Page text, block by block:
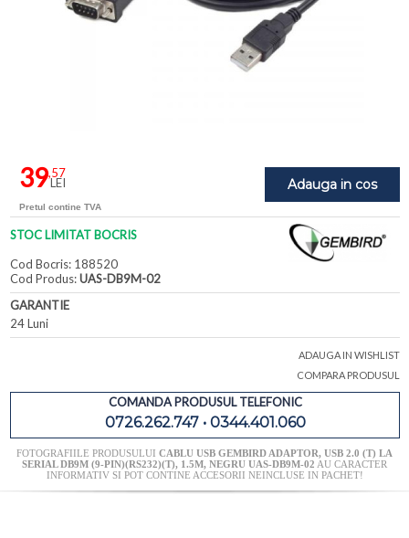
Adauga in cos
39,57
LEI
Pretul contine TVA
STOC LIMITAT BOCRIS
Cod Bocris: 188520
Cod Produs:UAS-DB9M-02
GARANTIE
24 Luni
ADAUGA IN WISHLIST
COMPARA PRODUSUL
COMANDA PRODUSUL TELEFONIC
0726.262.747 • 0344.401.060
FOTOGRAFIILE PRODUSULUI CABLU USB GEMBIRD ADAPTOR, USB 2.0 (T) LA
SERIAL DB9M (9-PIN)(RS232)(T), 1.5M, NEGRU UAS-DB9M-02 AU CARACTER
INFORMATIV SI POT CONTINE ACCESORII NEINCLUSE IN PACHET!